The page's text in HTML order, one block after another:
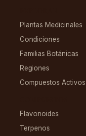
Plantas Medicinales
Condiciones
Familias Botánicas
Regiones
Compuestos Activos
Flavonoides
Terpenos